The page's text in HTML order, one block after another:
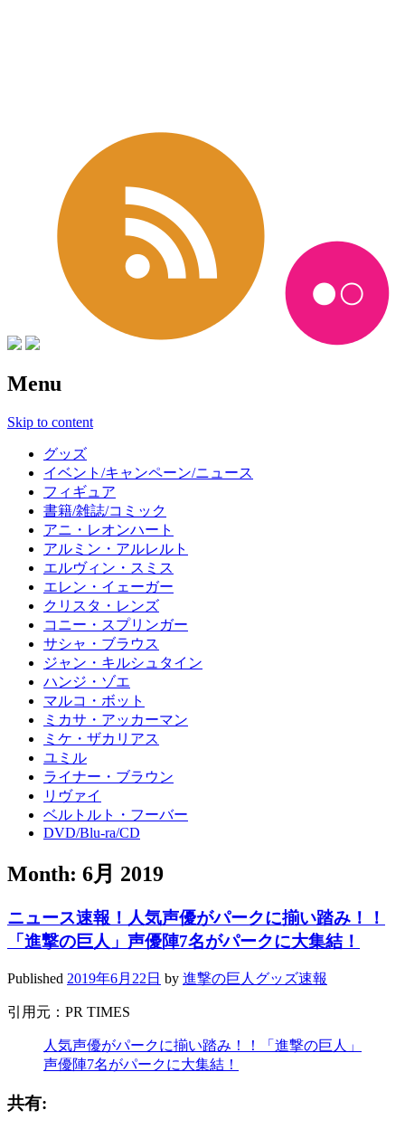
Menu
Skip to content
グッズ
イベント/キャンペーン/ニュース
フィギュア
書籍/雑誌/コミック
アニ・レオンハート
アルミン・アルレルト
エルヴィン・スミス
エレン・イェーガー
クリスタ・レンズ
コニー・スプリンガー
サシャ・ブラウス
ジャン・キルシュタイン
ハンジ・ゾエ
マルコ・ボット
ミカサ・アッカーマン
ミケ・ザカリアス
ユミル
ライナー・ブラウン
リヴァイ
ベルトルト・フーバー
DVD/Blu-ra/CD
Month: 6月 2019
ニュース速報！人気声優がパークに揃い踏み！！
「進撃の巨人」声優陣7名がパークに大集結！
Published 2019年6月22日 by 進撃の巨人グッズ速報
引用元：PR TIMES
人気声優がパークに揃い踏み！！「進撃の巨人」
声優陣7名がパークに大集結！
共有: